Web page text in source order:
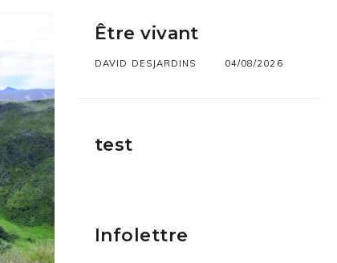
Être vivant
DAVID DESJARDINS 04/08/2026
test
Infolettre